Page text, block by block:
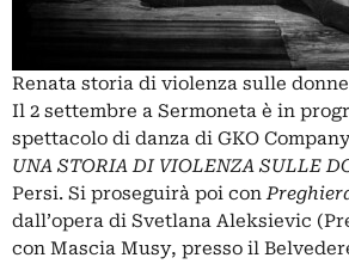
Renata storia di violenza sulle
Il 2 settembre a Sermoneta è in
spettacolo di danza di GKO
UNA STORIA DI VIOLENZA SULLE
Persi. Si proseguirà poi con
dall’opera di Svetlana Aleksievic
con Mascia Musy, presso il